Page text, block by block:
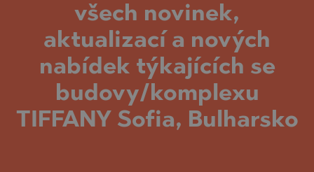
všech novinek,
aktualizací a nových
nabídek týkajících se
budovy/komplexu
TIFFANY Sofia, Bulharsko